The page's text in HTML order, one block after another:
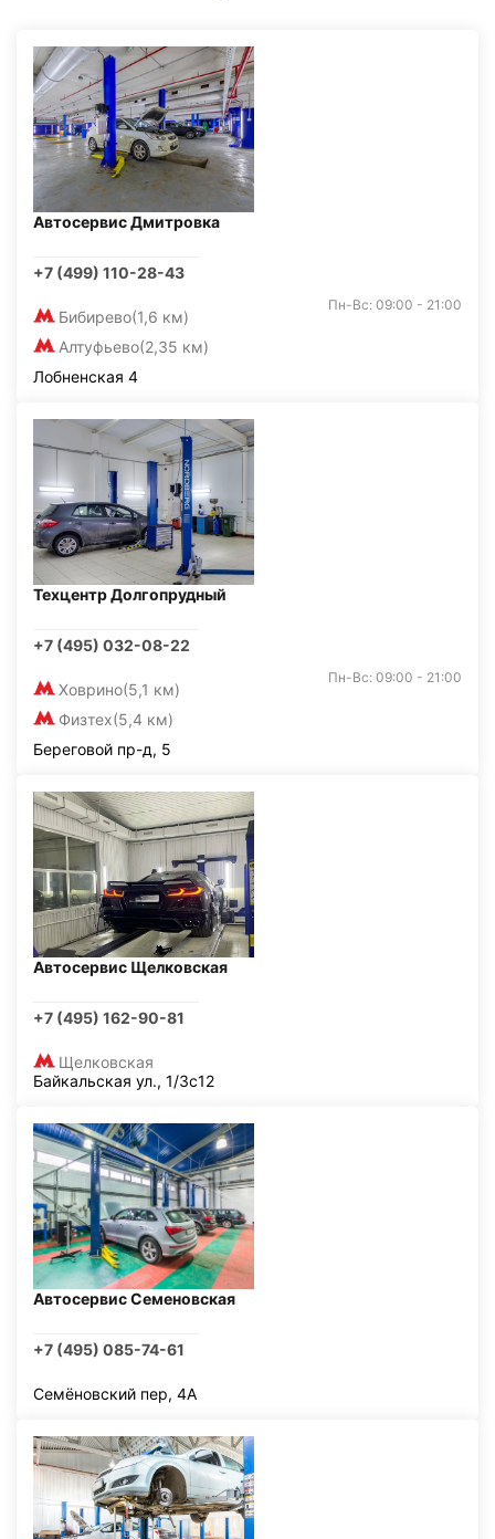
Автосервис Дмитровка
+7 (499) 110-28-43
Бибирево(1,6 км)
Алтуфьево(2,35 км)
Пн-Вс: 09:00 - 21:00
Лобненская 4
Техцентр Долгопрудный
+7 (495) 032-08-22
Ховрино(5,1 км)
Физтех(5,4 км)
Пн-Вс: 09:00 - 21:00
Береговой пр-д, 5
Автосервис Щелковская
+7 (495) 162-90-81
Щелковская
Байкальская ул., 1/3с12
Автосервис Семеновская
+7 (495) 085-74-61
Семёновский пер, 4А